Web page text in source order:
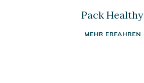
Pack Healthy
MEHR ERFAHREN